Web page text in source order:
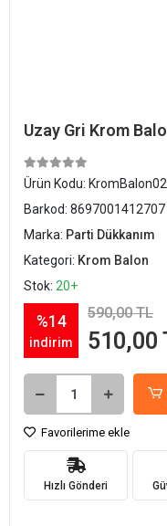
Uzay Gri Krom
Ürün Kodu:
Barkod: 8697001412707
Marka: Parti Dükkanım
Kategori: Krom Balon
Stok: 20+
%14
indirim
590,00 TL
510,00
Favorilerime ekle
Hızlı Gönderi